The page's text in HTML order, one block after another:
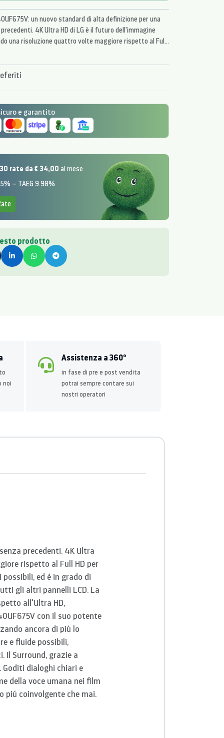
un nuovo standard di alta definizione per una
4K Ultra HD di LG è il futuro dell'immagine
una risoluzione quattro volte maggiore rispetto al Full
ed é in grado di ridurre la distorsione dei colori
da ogni angolazione rispetto a tutti gli altri
e garantito
rate da € 34,00 al mese
– TAEG 9.98%
prodotto
noi
Assistenza a 360°
in fase di pre e post vendita
potrai sempre contare sui
nostri operatori
precedenti. 4K Ultra
rispetto al Full HD per
ed é in grado di
gli altri pannelli LCD. La
all'Ultra HD,
con il suo potente
ancora di più lo
e fluide possibili,
Il Surround, grazie a
dialoghi chiari e
della voce umana nei film
piú coinvolgente che mai.